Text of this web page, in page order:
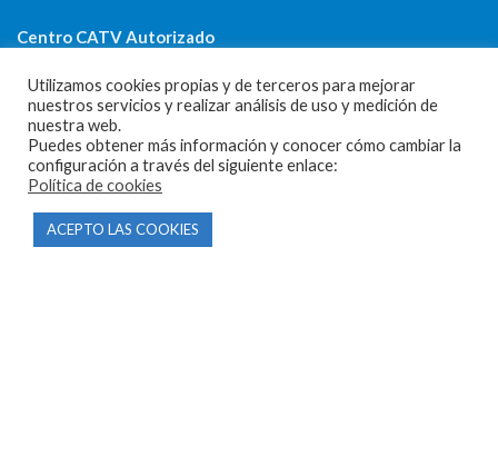
Centro CATV Autorizado
CONTACTO
Utilizamos cookies propias y de terceros para mejorar
nuestros servicios y realizar análisis de uso y medición de
nuestra web.
Puedes obtener más información y conocer cómo cambiar la
configuración a través del siguiente enlace:
Política de cookies
ACEPTO LAS COOKIES